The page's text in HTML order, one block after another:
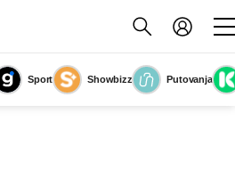
Sport Showbizz Putovanja
50 Afrodita Professional nudi zaštitu i njegu
(Foto: Tibor Marochini/Nova Studio)